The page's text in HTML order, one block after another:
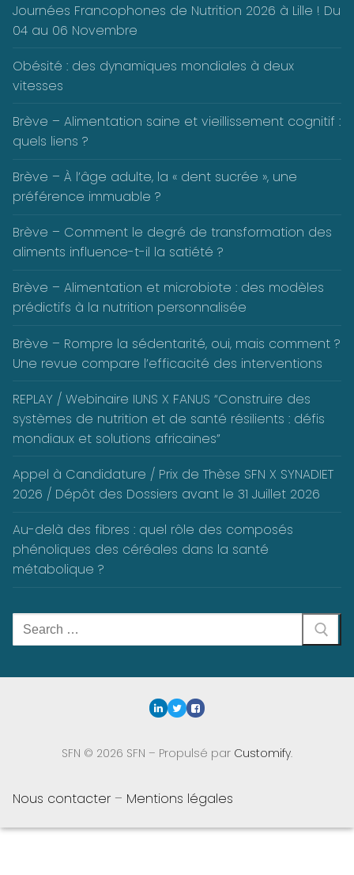
Journées Francophones de Nutrition 2026 à Lille ! Du
04 au 06 Novembre
Obésité : des dynamiques mondiales à deux
vitesses
Brève – Alimentation saine et vieillissement cognitif :
quels liens ?
Brève – À l’âge adulte, la « dent sucrée », une
préférence immuable ?
Brève – Comment le degré de transformation des
aliments influence-t-il la satiété ?
Brève – Alimentation et microbiote : des modèles
prédictifs à la nutrition personnalisée
Brève – Rompre la sédentarité, oui, mais comment ?
Une revue compare l’efficacité des interventions
REPLAY / Webinaire IUNS X FANUS “Construire des
systèmes de nutrition et de santé résilients : défis
mondiaux et solutions africaines”
Appel à Candidature / Prix de Thèse SFN X SYNADIET
2026 / Dépôt des Dossiers avant le 31 Juillet 2026
Au-delà des fibres : quel rôle des composés
phénoliques des céréales dans la santé
métabolique ?
Rechercher
:
SFN © 2026 SFN – Propulsé par Customify.
Nous contacter – Mentions légales